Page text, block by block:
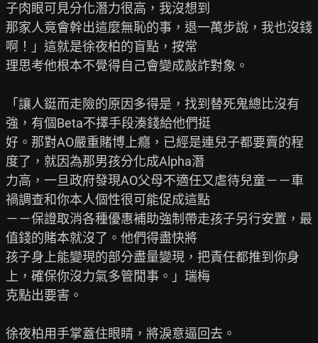
子肉眼可見分化潛力很高，我沒想到
那家人竟會幹出這麼無恥的事，退一萬步說，我也沒錢
啊！」這就是徐夜柏的盲點，按常
理思考他根本不覺得自己會變成敲詐對象。
「讓人鋌而走險的原因多得是，找到替死鬼總比沒有
強，有個Beta不擇手段湊錢給他們挺
好。那對AO嚴重賭博上癮，已經是連兒子都要賣的程
度了，就因為那男孩分化成Alpha潛
力高，一旦政府發現AO父母不適任又虐待兒童－－車
禍調查和你本人個性很可能促成這點
－－保證取消各種優惠補助強制帶走孩子另行安置，最
值錢的賭本就沒了。他們得盡快將
孩子身上能變現的部分盡量變現，把責任都推到你身
上，確保你沒力氣多管閒事。」瑞梅
克點出要害。
徐夜柏用手掌蓋住眼睛，將淚意逼回去。